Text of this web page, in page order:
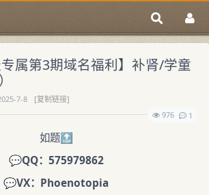
属第3期域名福利】补肾/学童
7-8
[复制链接]
976
1
如题🔝
💬QQ：575979862
💬VX：Phoenotopia